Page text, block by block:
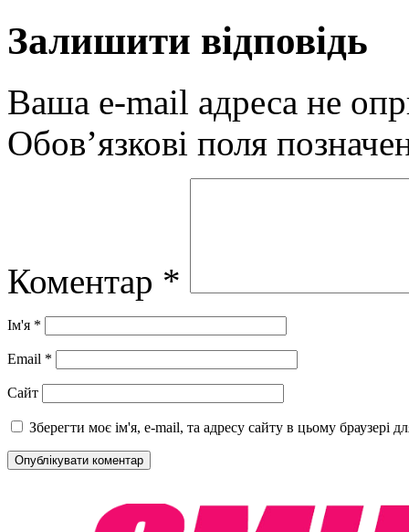
Залишити відповідь
Ваша e-mail адреса не
Обов’язкові поля
Коментар *
Ім'я *
Email *
Сайт
Зберегти моє ім'я, e-mail, та адресу сайту в цьому браузері